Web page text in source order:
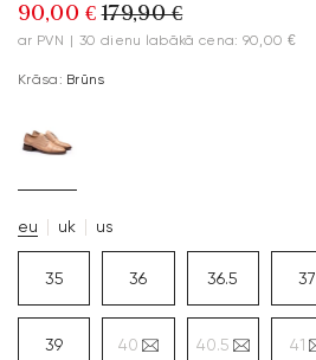
90,00 € 179,90 €
ar PVN | 30 dienu labākā cena: 90,00 €
Krāsa: Brūns
eu uk us
35 36 36.5 37
39 40 40.5 41